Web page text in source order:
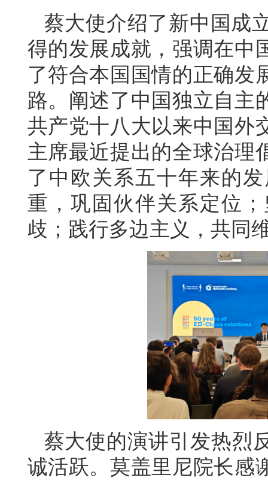
蔡大使介绍了新中国成
得的发展成就，强调在中
了符合本国国情的正确发
路。阐述了中国独立自主
共产党十八大以来中国外
主席最近提出的全球治理
了中欧关系五十年来的
重，巩固伙伴关系定位
歧；践行多边主义，共同
蔡大使的演讲引发热烈
诚活跃。莫盖里尼院长感